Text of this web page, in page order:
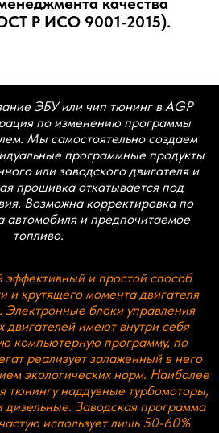
и простой способ
момента двигателя
наддувные турбомоторы,
Заводская программа
лишь 50-60%
агрегата. Изменяя
удается добиться до
без уменьшения
прибегают к этому
с одним и тем
программой
автомобиль из
дороже.
STAGE2 без учета
с отключением
катализатора, EGR,
отличаться.
требуется установка